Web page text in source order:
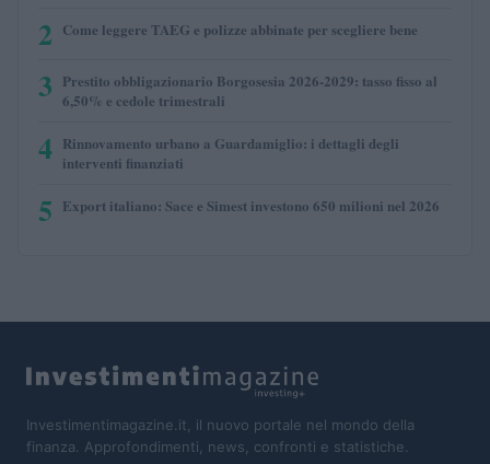
2 Come leggere TAEG e polizze abbinate per scegliere bene
3 Prestito obbligazionario Borgosesia 2026-2029: tasso fisso al
6,50% e cedole trimestrali
4 Rinnovamento urbano a Guardamiglio: i dettagli degli
interventi finanziati
5 Export italiano: Sace e Simest investono 650 milioni nel 2026
Investimentimagazine.it, il nuovo portale nel mondo della
finanza. Approfondimenti, news, confronti e statistiche.